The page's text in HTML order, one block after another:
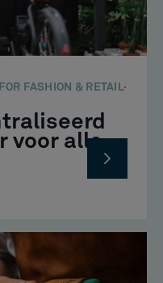
FASHION & RETAIL
voor alle